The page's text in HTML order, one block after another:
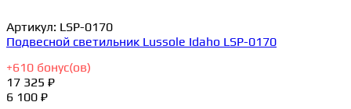
Артикул: LSP-0170
Подвесной светильник Lussole Idaho LSP-0170
+610 бонус(ов)
17 325 ₽
6 100 ₽